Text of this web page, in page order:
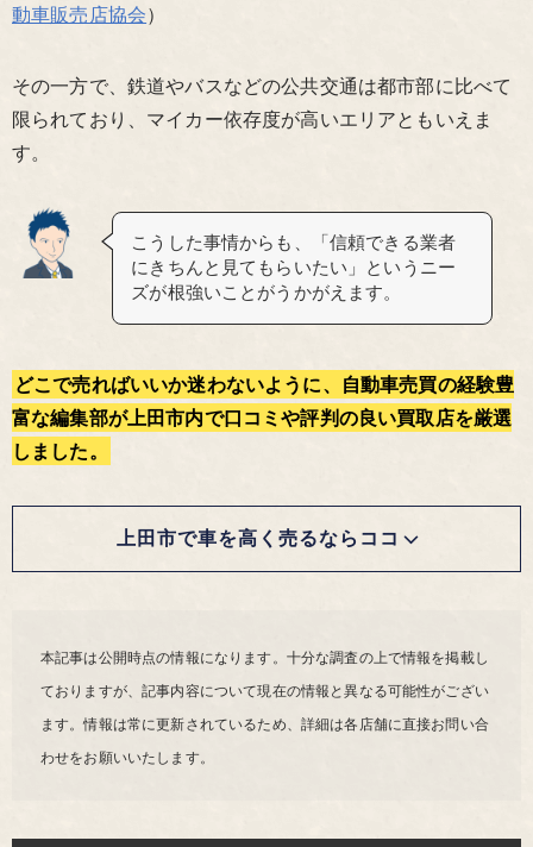
動車販売店協会）
その一方で、鉄道やバスなどの公共交通は都市部に比べて
限られており、マイカー依存度が高いエリアともいえま
す。
こうした事情からも、「信頼できる業者
にきちんと見てもらいたい」というニー
ズが根強いことがうかがえます。
どこで売ればいいか迷わないように、自動車売買の経験豊
富な編集部が上田市内で口コミや評判の良い買取店を厳選
しました。
上田市で車を高く売るならココ
本記事は公開時点の情報になります。十分な調査の上で情報を掲載し
ておりますが、記事内容について現在の情報と異なる可能性がござい
ます。情報は常に更新されているため、詳細は各店舗に直接お問い合
わせをお願いいたします。